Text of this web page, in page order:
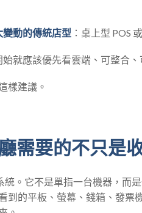
動的傳統店型 ：桌上型 POS
始就應該優先看雲端、可整合、
樣建議。
需要的不只是
統。它不是單指一台機器，而
到的平板、螢幕、錢箱、發票